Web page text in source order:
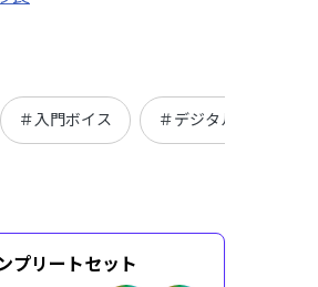
＃入門ボイス ＃デジタルグッズ
プリートセット